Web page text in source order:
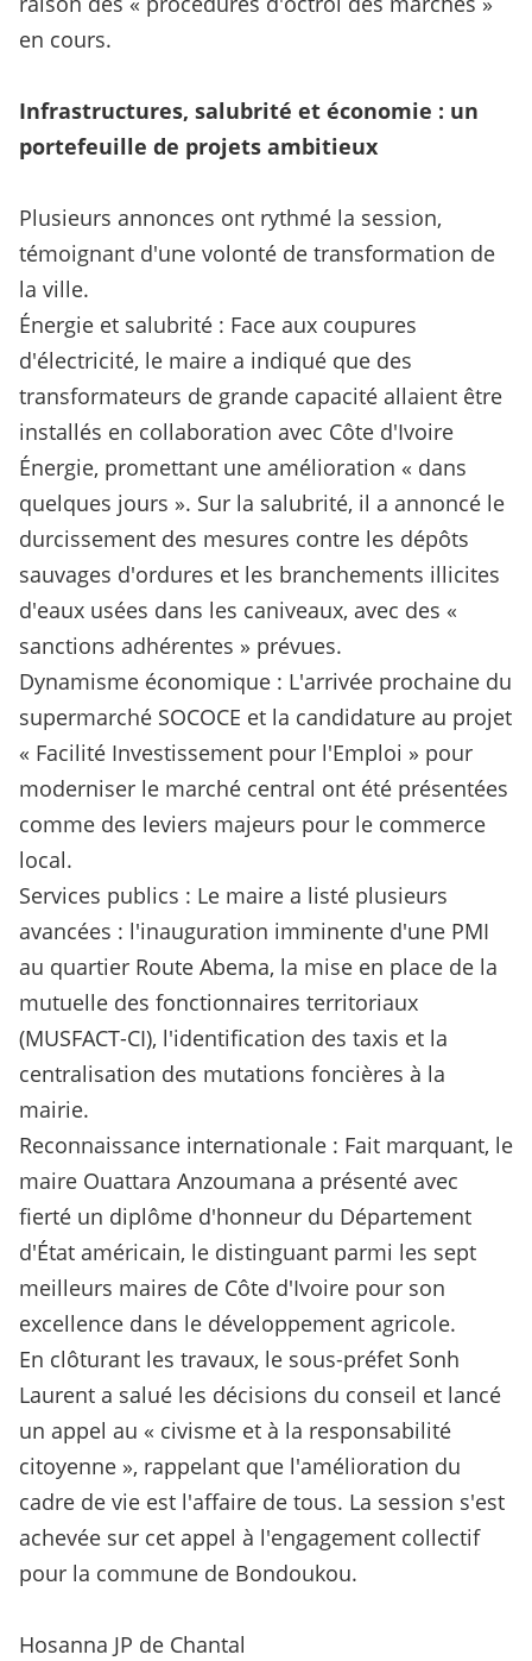
en cours.
Infrastructures, salubrité et économie : un
portefeuille de projets ambitieux
Plusieurs annonces ont rythmé la session,
témoignant d'une volonté de transformation de
la ville.
Énergie et salubrité : Face aux coupures
d'électricité, le maire a indiqué que des
transformateurs de grande capacité allaient être
installés en collaboration avec Côte d'Ivoire
Énergie, promettant une amélioration « dans
quelques jours ». Sur la salubrité, il a annoncé le
durcissement des mesures contre les dépôts
sauvages d'ordures et les branchements illicites
d'eaux usées dans les caniveaux, avec des «
sanctions adhérentes » prévues.
Dynamisme économique : L'arrivée prochaine du
supermarché SOCOCE et la candidature au projet
« Facilité Investissement pour l'Emploi » pour
moderniser le marché central ont été présentées
comme des leviers majeurs pour le commerce
local.
Services publics : Le maire a listé plusieurs
avancées : l'inauguration imminente d'une PMI
au quartier Route Abema, la mise en place de la
mutuelle des fonctionnaires territoriaux
(MUSFACT-CI), l'identification des taxis et la
centralisation des mutations foncières à la
mairie.
Reconnaissance internationale : Fait marquant, le
maire Ouattara Anzoumana a présenté avec
fierté un diplôme d'honneur du Département
d'État américain, le distinguant parmi les sept
meilleurs maires de Côte d'Ivoire pour son
excellence dans le développement agricole.
En clôturant les travaux, le sous-préfet Sonh
Laurent a salué les décisions du conseil et lancé
un appel au « civisme et à la responsabilité
citoyenne », rappelant que l'amélioration du
cadre de vie est l'affaire de tous. La session s'est
achevée sur cet appel à l'engagement collectif
pour la commune de Bondoukou.
Hosanna JP de Chantal